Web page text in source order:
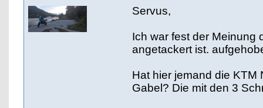
Servus,
Ich war fest der Meinung
angetackert ist.
Hat hier jemand die KTM
Gabel? Die mit den 3